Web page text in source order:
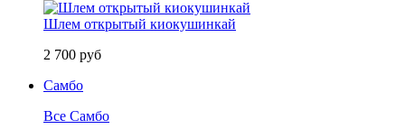
Шлем открытый киокушинкай
2 700 руб
Самбо
Все Самбо